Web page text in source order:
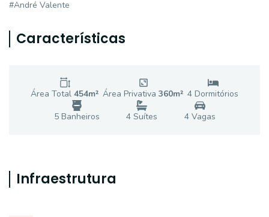
#André Valente
Características
Área Total 454m² Área Privativa 360m² 4 Dormitórios
5Banheiros 4 Suítes 4Vagas
Infraestrutura